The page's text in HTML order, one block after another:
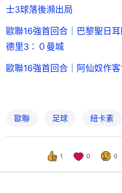
士3球落後瀕出局
歐聯16強首回合｜巴黎聖日
德里3：０曼城
歐聯16強首回合｜阿仙奴作
歐聯 足球 紐卡素
1 0 0